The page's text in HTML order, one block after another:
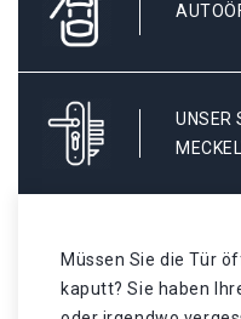
UNSER
Müssen Sie die Tür
kaputt? Sie haben